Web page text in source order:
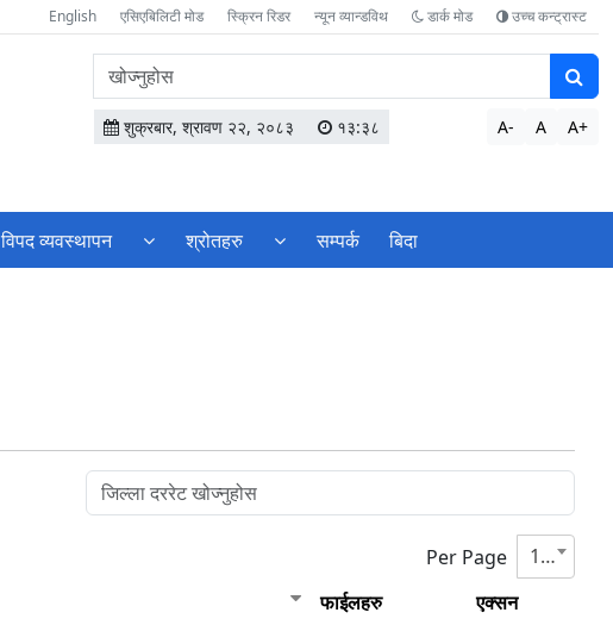
English एसिएबिलिटी मोड स्क्रिन रिडर न्यून व्यान्डविथ डार्क मोड उच्च कन्ट्रास्ट
वेबसाइटमा
सामग्री
खोज्नुहोस
शुक्रबार, श्रावण २२, २०८३ १३:३८ A- A A+
विपद व्यवस्थापन श्रोतहरु सम्पर्क बिदा
Per Page
10
फाईलहरु
एक्सन